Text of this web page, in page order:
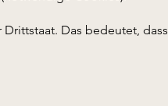
Das bedeutet, dass